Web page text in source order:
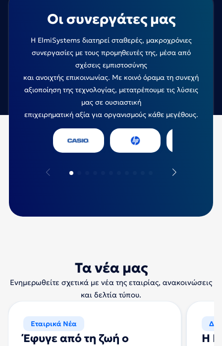
Οι συνεργάτες μας
Η ElmiSystems διατηρεί σταθερές, μακροχρόνιες
συνεργασίες με τους προμηθευτές της, μέσα από
σχέσεις εμπιστοσύνης
και ανοιχτής επικοινωνίας. Με κοινό όραμα τη συνεχή
αξιοποίηση της τεχνολογίας, μετατρέπουμε τις λύσεις
μας σε ουσιαστική
επιχειρηματική αξία για οργανισμούς κάθε μεγέθους.
Τα νέα μας
Ενημερωθείτε σχετικά με νέα της εταιρίας, ανακοινώσεις
και δελτία τύπου.
Εταιρικά Νέα
Έφυγε από τη ζωή ο
Η